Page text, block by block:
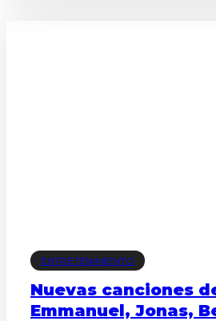
ENTRETENIMIENTO
Nuevas canciones
Emmanuel, Jonas,